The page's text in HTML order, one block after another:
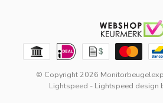
© Copyright 2026
Lightspeed - Lightspeed design